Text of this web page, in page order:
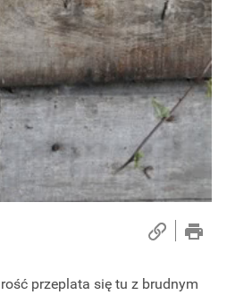
przeplata się tu z brudnym